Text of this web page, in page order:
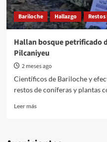
Bariloche Hallazgo
Hallan bosque petrificado
Pilcaniyeu
2 meses ago
Científicos de Bariloche y
restos de coníferas y plantas
Leer másRead